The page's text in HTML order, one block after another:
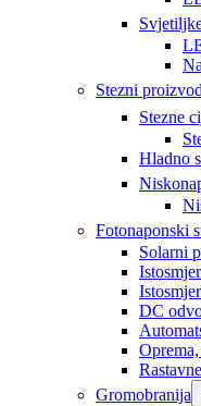
Stezni
Stezne
Hladno
Fotonaponski
Solarni
DC
Gromobranija